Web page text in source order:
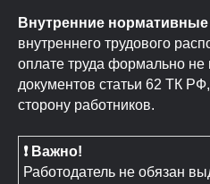
Внутренние
внутреннего трудового
оплате труда формально не
документов статьи 62 ТК
сторону работников.
❗ Важно!
Работодатель не обязан